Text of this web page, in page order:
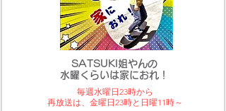
SATSUKI姐やんの
水曜くらいは家におれ！
毎週水曜日23時から
​再放送は、金曜日23時と日曜11時～